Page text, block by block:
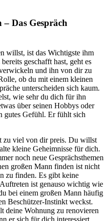
Das Gespräch
willst, ist das Wichtigste ihm
geschafft hast, geht es
und ihn von dir zu
ob du mit einem kleinen
unterscheiden sich kaum.
wie sehr du dich für ihn
über seinen Hobbys oder
gutes Gefühl. Er fühlt sich
zu viel von dir preis. Du willst
kleine Geheimnisse für dich.
noch neue Gesprächsthemen
großen Mann finden ist nicht
zu finden. Es gibt keine
ist genauso wichtig wie
bei einem großen Mann häufig
Beschützer-Instinkt weckst.
deine Wohnung zu renovieren
er sich für dich interessiert,